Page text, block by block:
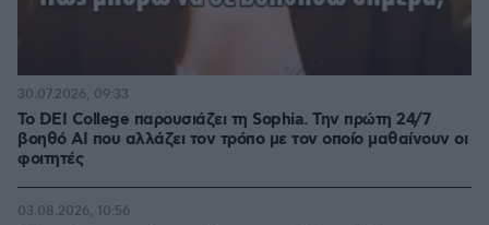
Το DEI College παρουσιάζει τη Sophia. Την πρώτη 24/7
βοηθό AI που αλλάζει τον τρόπο με τον οποίο μαθαίνουν οι
φοιτητές
30.07.2026, 09:33
03.08.2026, 10:56